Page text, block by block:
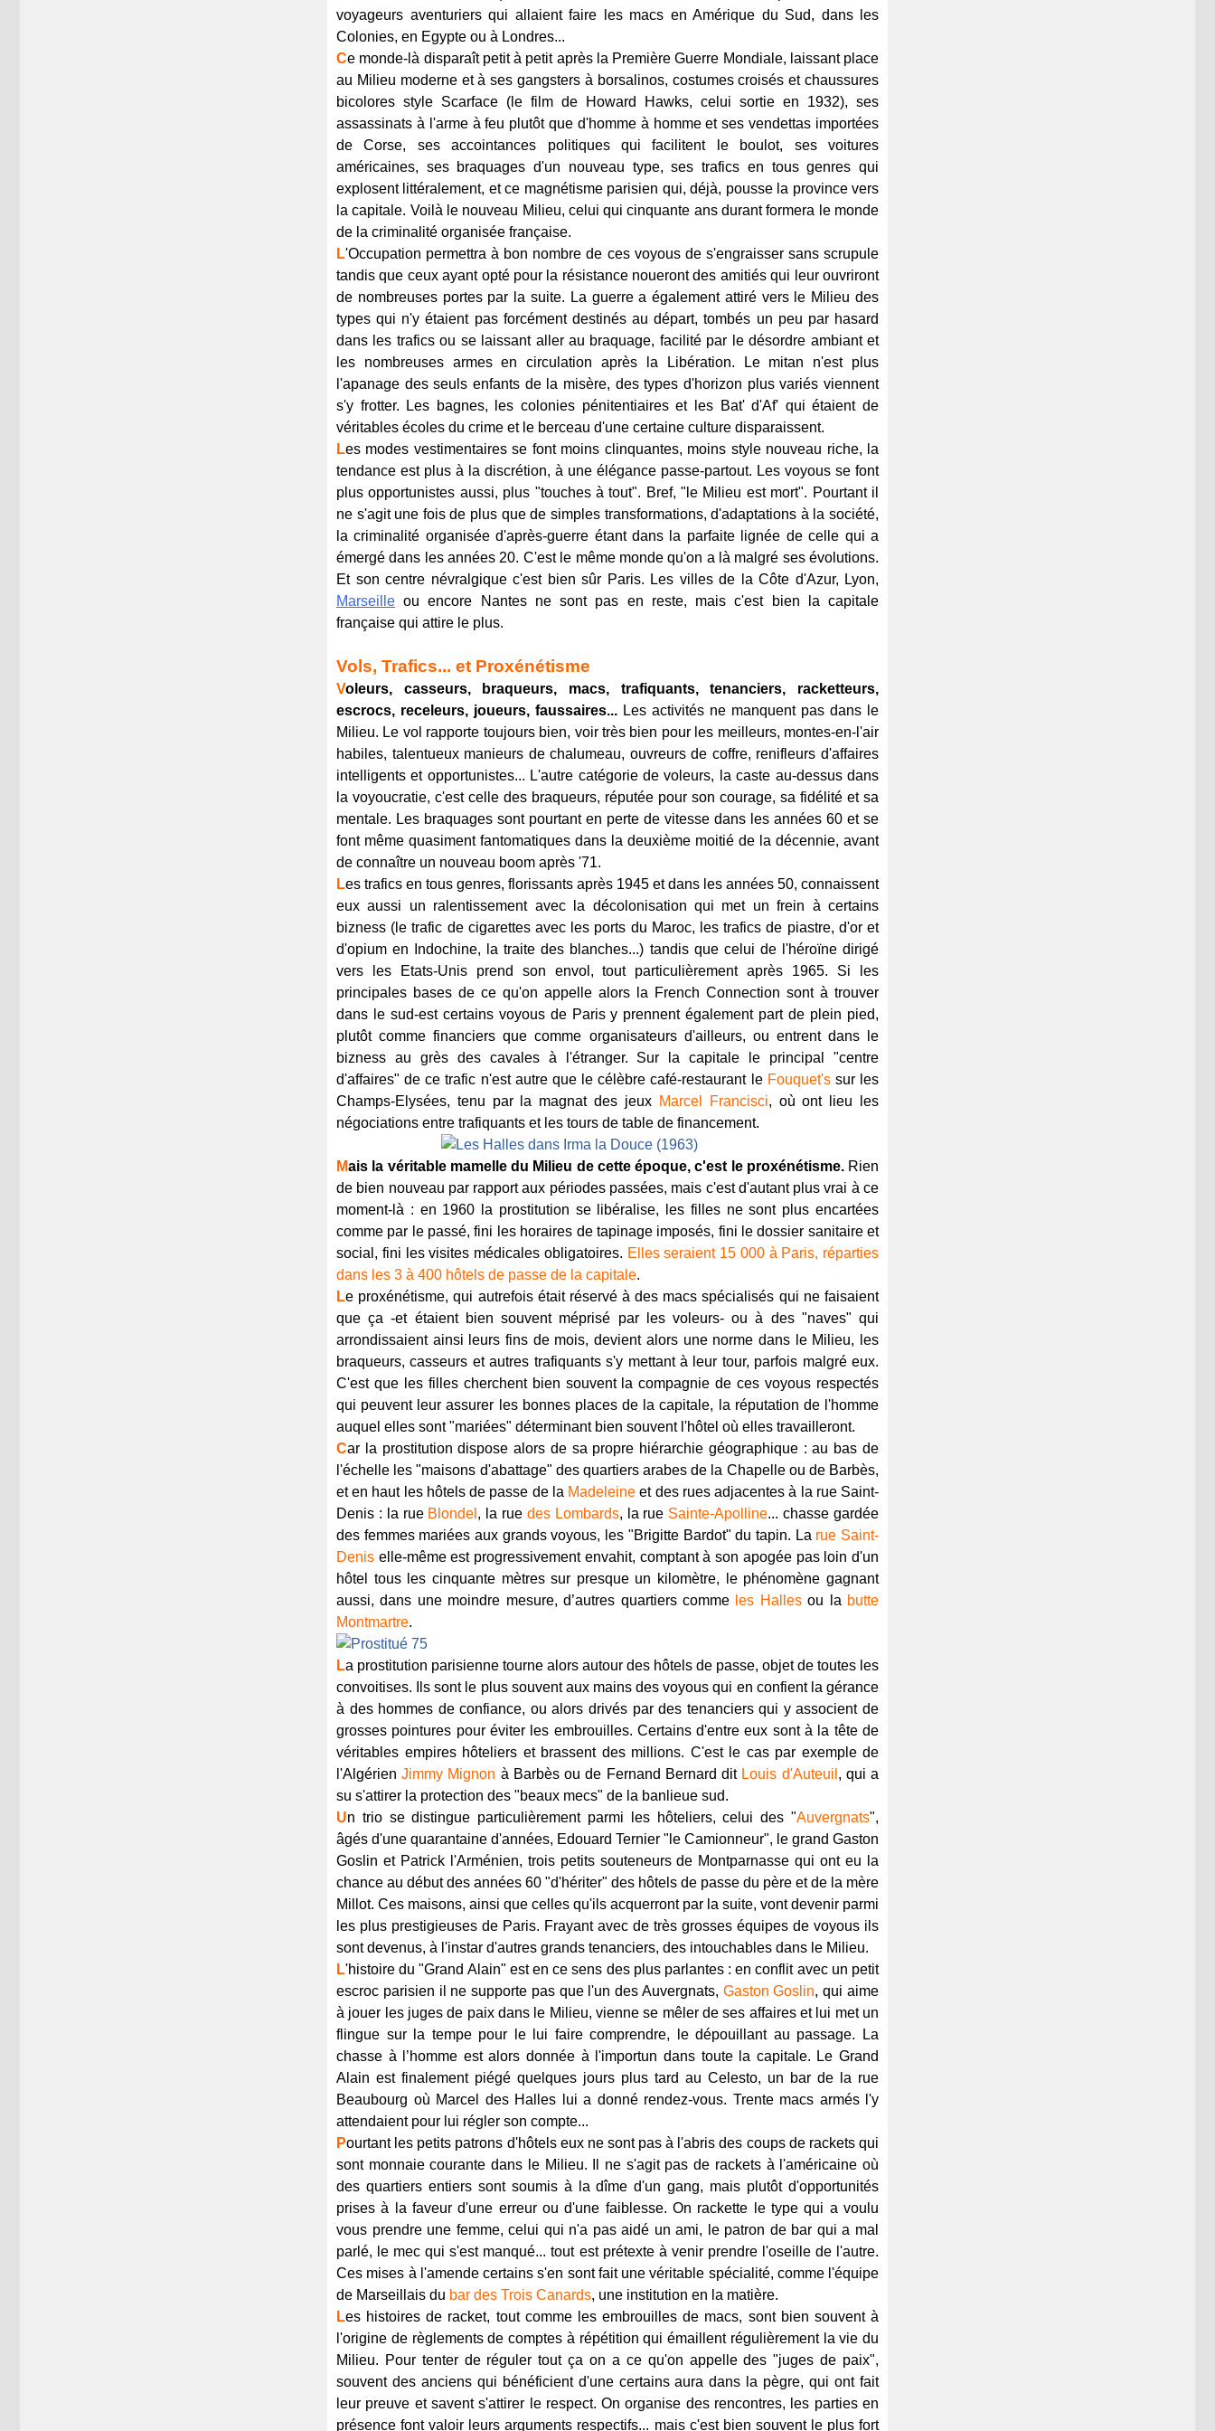
voyageurs aventuriers qui allaient faire les macs en Amérique du Sud, dans les
Colonies, en Egypte ou à Londres...
Ce monde-là disparaît petit à petit après la Première Guerre Mondiale, laissant place
au Milieu moderne et à ses gangsters à borsalinos, costumes croisés et chaussures
bicolores style Scarface (le film de Howard Hawks, celui sortie en 1932), ses
assassinats à l'arme à feu plutôt que d'homme à homme et ses vendettas importées
de Corse, ses accointances politiques qui facilitent le boulot, ses voitures
américaines, ses braquages d'un nouveau type, ses trafics en tous genres qui
explosent littéralement, et ce magnétisme parisien qui, déjà, pousse la province vers
la capitale. Voilà le nouveau Milieu, celui qui cinquante ans durant formera le monde
de la criminalité organisée française.
L'Occupation permettra à bon nombre de ces voyous de s'engraisser sans scrupule
tandis que ceux ayant opté pour la résistance noueront des amitiés qui leur ouvriront
de nombreuses portes par la suite. La guerre a également attiré vers le Milieu des
types qui n'y étaient pas forcément destinés au départ, tombés un peu par hasard
dans les trafics ou se laissant aller au braquage, facilité par le désordre ambiant et
les nombreuses armes en circulation après la Libération. Le mitan n'est plus
l'apanage des seuls enfants de la misère, des types d'horizon plus variés viennent
s'y frotter. Les bagnes, les colonies pénitentiaires et les Bat' d'Af' qui étaient de
véritables écoles du crime et le berceau d'une certaine culture disparaissent.
Les modes vestimentaires se font moins clinquantes, moins style nouveau riche, la
tendance est plus à la discrétion, à une élégance passe-partout. Les voyous se font
plus opportunistes aussi, plus "touches à tout". Bref, "le Milieu est mort". Pourtant il
ne s'agit une fois de plus que de simples transformations, d'adaptations à la société,
la criminalité organisée d'après-guerre étant dans la parfaite lignée de celle qui a
émergé dans les années 20. C'est le même monde qu'on a là malgré ses évolutions.
Et son centre névralgique c'est bien sûr Paris. Les villes de la Côte d'Azur, Lyon,
Marseille ou encore Nantes ne sont pas en reste, mais c'est bien la capitale
française qui attire le plus.
Vols, Trafics... et Proxénétisme
Voleurs, casseurs, braqueurs, macs, trafiquants, tenanciers, racketteurs,
escrocs, receleurs, joueurs, faussaires... Les activités ne manquent pas dans le
Milieu. Le vol rapporte toujours bien, voir très bien pour les meilleurs, montes-en-l'air
habiles, talentueux manieurs de chalumeau, ouvreurs de coffre, renifleurs d'affaires
intelligents et opportunistes... L'autre catégorie de voleurs, la caste au-dessus dans
la voyoucratie, c'est celle des braqueurs, réputée pour son courage, sa fidélité et sa
mentale. Les braquages sont pourtant en perte de vitesse dans les années 60 et se
font même quasiment fantomatiques dans la deuxième moitié de la décennie, avant
de connaître un nouveau boom après '71.
Les trafics en tous genres, florissants après 1945 et dans les années 50, connaissent
eux aussi un ralentissement avec la décolonisation qui met un frein à certains
bizness (le trafic de cigarettes avec les ports du Maroc, les trafics de piastre, d'or et
d'opium en Indochine, la traite des blanches...) tandis que celui de l'héroïne dirigé
vers les Etats-Unis prend son envol, tout particulièrement après 1965. Si les
principales bases de ce qu'on appelle alors la French Connection sont à trouver
dans le sud-est certains voyous de Paris y prennent également part de plein pied,
plutôt comme financiers que comme organisateurs d'ailleurs, ou entrent dans le
bizness au grès des cavales à l'étranger. Sur la capitale le principal "centre
d'affaires" de ce trafic n'est autre que le célèbre café-restaurant le Fouquet'ssur les
Champs-Elysées, tenu par la magnat des jeux Marcel Francisci, où ont lieu les
négociations entre trafiquants et les tours de table de financement.
Mais la véritable mamelle du Milieu de cette époque, c'est le proxénétisme.Rien
de bien nouveau par rapport aux périodes passées, mais c'est d'autant plus vrai à ce
moment-là : en 1960 la prostitution se libéralise, les filles ne sont plus encartées
comme par le passé, fini les horaires de tapinage imposés, fini le dossier sanitaire et
social, fini les visites médicales obligatoires. Elles seraient 15 000 à Paris, réparties
dans les 3 à 400 hôtels de passe de la capitale.
Le proxénétisme, qui autrefois était réservé à des macs spécialisés qui ne faisaient
que ça -et étaient bien souvent méprisé par les voleurs- ou à des "naves" qui
arrondissaient ainsi leurs fins de mois, devient alors une norme dans le Milieu, les
braqueurs, casseurs et autres trafiquants s'y mettant à leur tour, parfois malgré eux.
C'est que les filles cherchent bien souvent la compagnie de ces voyous respectés
qui peuvent leur assurer les bonnes places de la capitale, la réputation de l'homme
auquel elles sont "mariées" déterminant bien souvent l'hôtel où elles travailleront.
Car la prostitution dispose alors de sa propre hiérarchie géographique : au bas de
l'échelle les "maisons d'abattage" des quartiers arabes de la Chapelleou de Barbès,
et en haut les hôtels de passe de la Madeleine et des rues adjacentes à la rue Saint-
Denis : la rue Blondel , la rue des Lombards, la rue Sainte-Apolline... chasse gardée
des femmes mariées aux grands voyous, les "Brigitte Bardot" du tapin. La rue Saint-
Denis elle-même est progressivement envahit, comptant à son apogée pas loin d'un
hôtel tous les cinquante mètres sur presque un kilomètre, le phénomène gagnant
aussi, dans une moindre mesure, d’autres quartiers comme les Hallesou la butte
Montmartre.
La prostitution parisienne tourne alors autour des hôtels de passe, objet de toutes les
convoitises. Ils sont le plus souvent aux mains des voyous qui en confient la gérance
à des hommes de confiance, ou alors drivés par des tenanciers qui y associent de
grosses pointures pour éviter les embrouilles. Certains d'entre eux sont à la tête de
véritables empires hôteliers et brassent des millions. C'est le cas par exemple de
l'AlgérienJimmy Mignon à Barbès ou de Fernand Bernard dit Louis d'Auteuil , qui a
su s'attirer la protection des "beaux mecs" de la banlieue sud.
Un trio se distingue particulièrement parmi les hôteliers, celui des "Auvergnats",
âgés d'une quarantaine d'années, Edouard Ternier "le Camionneur", le grand Gaston
Goslin et Patrick l'Arménien, trois petits souteneurs de Montparnasse qui ont eu la
chance au début des années 60 "d'hériter" des hôtels de passe du père et de la mère
Millot. Ces maisons, ainsi que celles qu'ils acquerront par la suite, vont devenir parmi
les plus prestigieuses de Paris. Frayant avec de très grosses équipes de voyous ils
sont devenus, à l'instar d'autres grands tenanciers, des intouchables dans le Milieu.
L'histoire du "Grand Alain" est en ce sens des plus parlantes : en conflit avec un petit
escroc parisien il ne supporte pas que l'un des Auvergnats, Gaston Goslin, qui aime
à jouer les juges de paix dans le Milieu, vienne se mêler de ses affaires et lui met un
flingue sur la tempe pour le lui faire comprendre, le dépouillant au passage. La
chasse à l’homme est alors donnée à l'importun dans toute la capitale. Le Grand
Alain est finalement piégé quelques jours plus tard au Celesto, un bar de la rue
Beaubourg où Marcel des Halles lui a donné rendez-vous. Trente macs armés l'y
attendaient pour lui régler son compte...
Pourtant les petits patrons d'hôtels eux ne sont pas à l'abris des coups de rackets qui
sont monnaie courante dans le Milieu. Il ne s'agit pas de rackets à l'américaine où
des quartiers entiers sont soumis à la dîme d'un gang, mais plutôt d'opportunités
prises à la faveur d'une erreur ou d'une faiblesse. On rackette le type qui a voulu
vous prendre une femme, celui qui n'a pas aidé un ami, le patron de bar qui a mal
parlé, le mec qui s'est manqué... tout est prétexte à venir prendre l'oseille de l'autre.
Ces mises à l'amende certains s'en sont fait une véritable spécialité, comme l'équipe
de Marseillais du bar des Trois Canards, une institution en la matière.
Les histoires de racket, tout comme les embrouilles de macs, sont bien souvent à
l'origine de règlements de comptes à répétition qui émaillent régulièrement la vie du
Milieu. Pour tenter de réguler tout ça on a ce qu'on appelle des "juges de paix",
souvent des anciens qui bénéficient d'une certains aura dans la pègre, qui ont fait
leur preuve et savent s'attirer le respect. On organise des rencontres, les parties en
présence font valoir leurs arguments respectifs... mais c'est bien souvent le plus fort